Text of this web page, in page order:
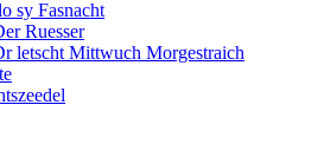
sy Fasnacht
Ruesser
letscht Mittwuch Morgestraich